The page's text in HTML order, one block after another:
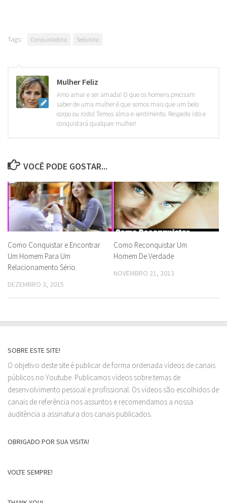
Tags: Conquistadora Sedutora
Mulher Feliz
Amo amar e ser amada! O que os homens precisam
saber de uma mulher é que somos mais que um belo
corpo ou rosto! Temos alma e sentimento. Respeite isto e
conquistará qualquer mulher!
VOCÊ PODE GOSTAR...
Como Conquistar e Encontrar
Um Homem Para Um
Relacionamento Sério.
DEZEMBRO 3, 2015
Como Reconquistar Um
Homem De Verdade
NOVEMBRO 21, 2013
SOBRE ESTE SITE!
O objetivo deste site é publicar de forma ordenada vídeos de canais
públicos no Youtube. Publicamos vídeos sobre temas de
desenvolvimento pessoal e profissional. Os vídeos são escolhidos de
canais de referência nos assuntos e recomendamos a nossa
auditência a assinatura dos canais publicados.
OBRIGADO POR SUA VISITA!
VOLTE SEMPRE!